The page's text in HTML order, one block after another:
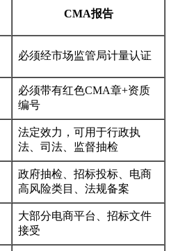
CMA报告
必须经市场监管局计量认证
必须带有红色CMA章+资质
编号
法定效力，可用于行政执
法、司法、监督抽检
政府抽检、招标投标、电商
高风险类目、法规备案
大部分电商平台、招标文件
接受